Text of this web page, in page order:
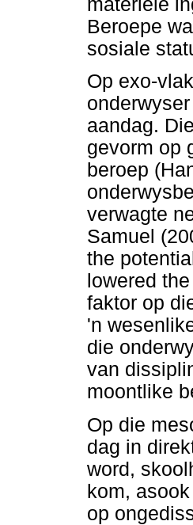
materiële
Beroepe
sosiale
Op exo-
aandag.
gevorm op
beroep
verwagte
Samuel
the
lowered
faktor op
'n
die
van
moontlike
Op die
dag in
word,
kom,
op